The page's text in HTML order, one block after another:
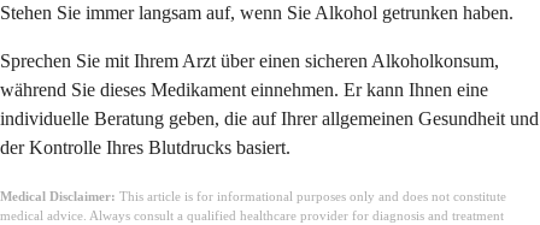
Stehen Sie immer langsam auf, wenn Sie Alkohol getrunken haben.
Sprechen Sie mit Ihrem Arzt über einen sicheren Alkoholkonsum,
während Sie dieses Medikament einnehmen. Er kann Ihnen eine
individuelle Beratung geben, die auf Ihrer allgemeinen Gesundheit und
der Kontrolle Ihres Blutdrucks basiert.
Medical Disclaimer: This article is for informational purposes only and does not constitute
medical advice. Always consult a qualified healthcare provider for diagnosis and treatment